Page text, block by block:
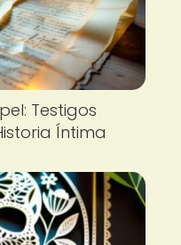
Testigos
Íntima